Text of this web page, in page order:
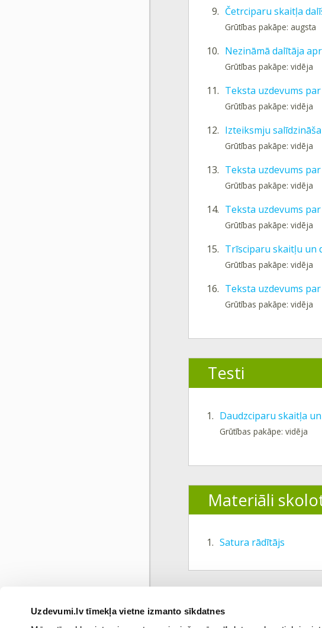
Uzdevumi.lv tīmekļa vietne izmanto sīkdatnes
9. Četrciparu skaitļa
Grūtības pakāpe: augsta
10. Nezināmā dalītāja
Grūtības pakāpe: vidēja
11. Teksta uzdevums
Grūtības pakāpe: vidēja
12. Izteiksmju
Grūtības pakāpe: vidēja
13. Teksta uzdevums
Grūtības pakāpe: vidēja
14. Teksta uzdevums
Grūtības pakāpe: vidēja
15. Trīsciparu skaitļu un
Grūtības pakāpe: vidēja
16. Teksta uzdevums
Grūtības pakāpe: vidēja
Testi
1. Daudzciparu skaitļa
Grūtības pakāpe: vidēja
Materiāli
1. Satura rādītājs